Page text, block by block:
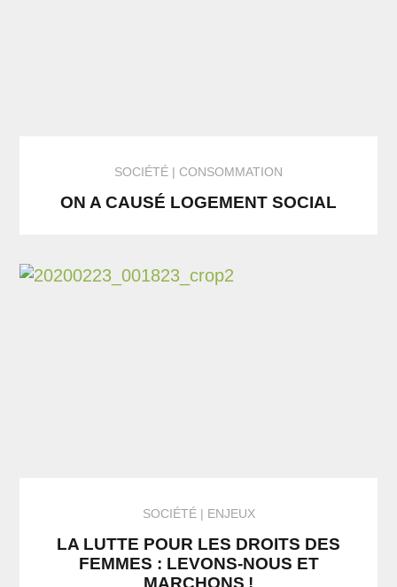
SOCIÉTÉ CONSOMMATION
ON A CAUSÉ LOGEMENT SOCIAL
SOCIÉTÉ ENJEUX
LA LUTTE POUR LES DROITS DES
FEMMES : LEVONS-NOUS ET
MARCHONS !